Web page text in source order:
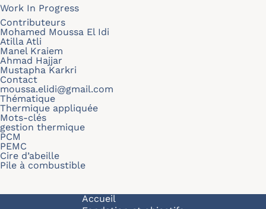
Work In Progress
Contributeurs
Mohamed Moussa El Idi
Atilla Atli
Manel Kraiem
Ahmad Hajjar
Mustapha Karkri
Contact
moussa.elidi@gmail.com
Thématique
Thermique appliquée
Mots-clés
gestion thermique
PCM
PEMC
Cire d’abeille
Pile à combustible
Navigation principale
Accueil